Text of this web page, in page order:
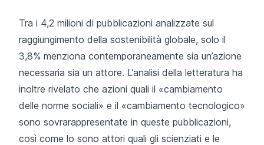
Tra i 4,2 milioni di pubblicazioni analizzate sul
raggiungimento della sostenibilità globale, solo il
3,8% menziona contemporaneamente sia un’azione
necessaria sia un attore. L’analisi della letteratura ha
inoltre rivelato che azioni quali il «cambiamento
delle norme sociali» e il «cambiamento tecnologico»
sono sovrarappresentate in queste pubblicazioni,
così come lo sono attori quali gli scienziati e le